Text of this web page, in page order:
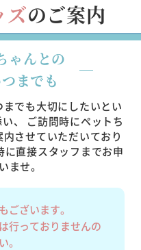
ズのご案内
ゃんとの
までも
でも大切にしたいとい
、
ご訪問時にペットち
させていただいており
に直接スタッフまでお申
ませ。
ざいます。
行っておりませんの
。